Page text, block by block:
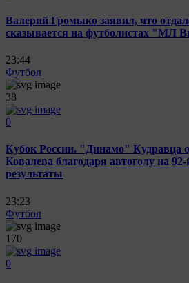
Валерий Громыко заявил, что
сказывается на футболистах "МЛ
23:44
Футбол
38
0
Кубок России. "Динамо" Кудравца
Ковалева благодаря автоголу на
результаты
23:23
Футбол
170
0